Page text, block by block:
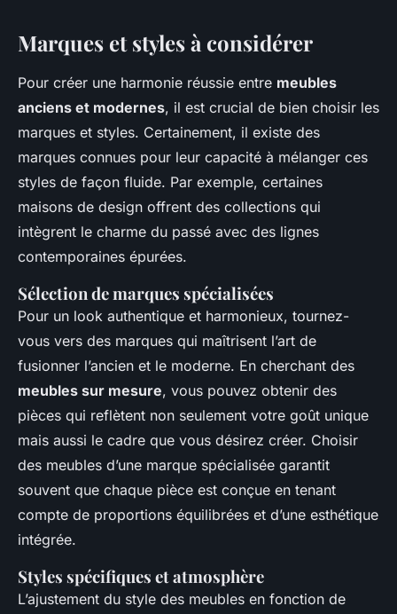
Marques et styles à considérer
Pour créer une harmonie réussie entre meubles
anciens et modernes, il est crucial de bien choisir les
marques et styles. Certainement, il existe des
marques connues pour leur capacité à mélanger ces
styles de façon fluide. Par exemple, certaines
maisons de design offrent des collections qui
intègrent le charme du passé avec des lignes
contemporaines épurées.
Sélection de marques spécialisées
Pour un look authentique et harmonieux, tournez-
vous vers des marques qui maîtrisent l’art de
fusionner l’ancien et le moderne. En cherchant des
meubles sur mesure, vous pouvez obtenir des
pièces qui reflètent non seulement votre goût unique
mais aussi le cadre que vous désirez créer. Choisir
des meubles d’une marque spécialisée garantit
souvent que chaque pièce est conçue en tenant
compte de proportions équilibrées et d’une esthétique
intégrée.
Styles spécifiques et atmosphère
L’ajustement du style des meubles en fonction de